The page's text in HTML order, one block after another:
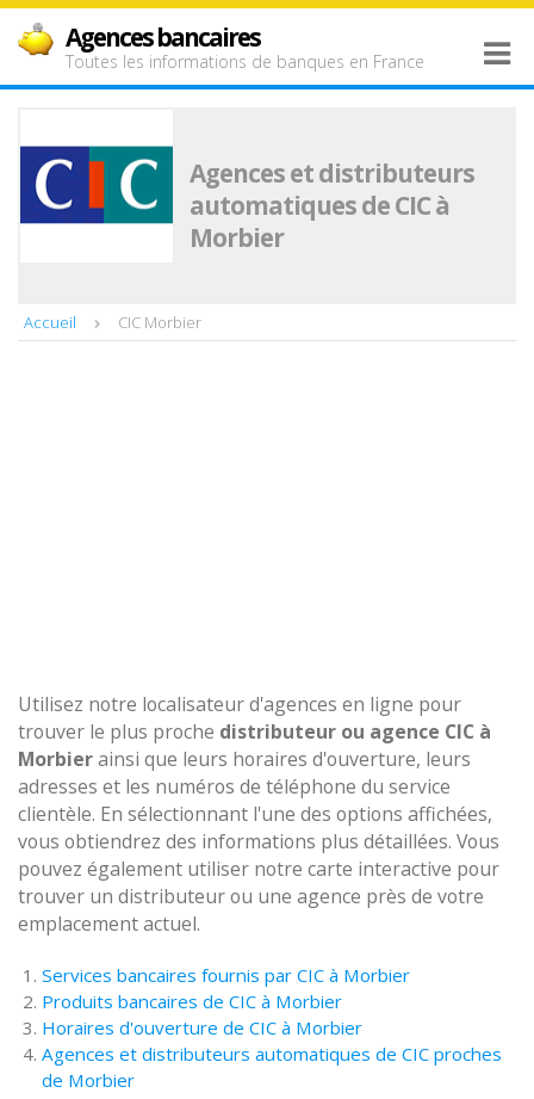
Agences bancaires
Toutes les informations de banques en France
Agences et distributeurs
automatiques de CIC à
Morbier
Accueil CIC Morbier
Utilisez notre localisateur d'agences en ligne pour
trouver le plus proche distributeur ou agence CIC à
Morbierainsi que leurs horaires d'ouverture, leurs
adresses et les numéros de téléphone du service
clientèle. En sélectionnant l'une des options affichées,
vous obtiendrez des informations plus détaillées. Vous
pouvez également utiliser notre carte interactive pour
trouver un distributeur ou une agence près de votre
emplacement actuel.
Services bancaires fournis par CIC à Morbier
Produits bancaires de CIC à Morbier
Horaires d'ouverture de CIC à Morbier
Agences et distributeurs automatiques de CIC proches
de Morbier